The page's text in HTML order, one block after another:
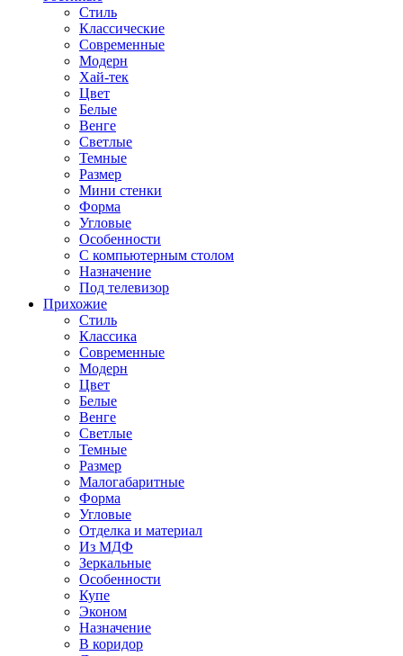
Стиль
Классические
Современные
Модерн
Хай-тек
Цвет
Белые
Венге
Светлые
Темные
Размер
Мини стенки
Форма
Угловые
Особенности
С компьютерным столом
Назначение
Под телевизор
Прихожие
Стиль
Классика
Современные
Модерн
Цвет
Белые
Венге
Светлые
Темные
Размер
Малогабаритные
Форма
Угловые
Отделка и материал
Из МДФ
Зеркальные
Особенности
Купе
Эконом
Назначение
В коридор